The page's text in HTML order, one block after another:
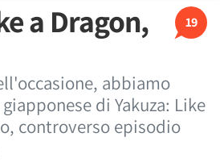
19
a Dragon,
abbiamo
di Yakuza: Like
controverso episodio